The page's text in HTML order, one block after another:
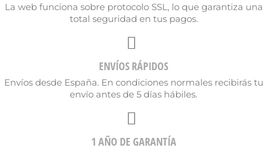
La web funciona sobre protocolo SSL, lo que garantiza una
total seguridad en tus pagos.
ENVÍOS RÁPIDOS
Envíos desde España. En condiciones normales recibirás tu
envío antes de 5 días hábiles.
1 AÑO DE GARANTÍA